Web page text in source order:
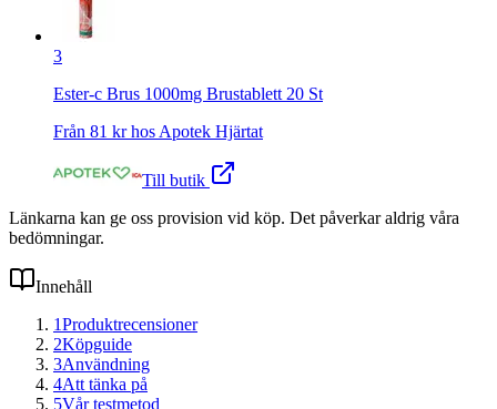
3
Ester-c Brus 1000mg Brustablett 20 St
Från 81 kr hos Apotek Hjärtat
Till butik
Länkarna kan ge oss provision vid köp. Det påverkar aldrig våra
bedömningar.
Innehåll
1Produktrecensioner
2Köpguide
3Användning
4Att tänka på
5Vår testmetod